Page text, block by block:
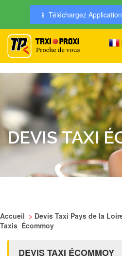
📱 Téléchargez
DEVIS TAXI
Accueil > Devis Taxi Pays de la
Taxis Écommoy
DEVIS TAXI ÉCOMMOY